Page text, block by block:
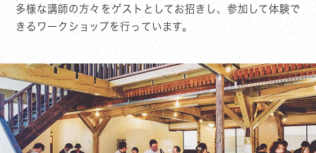
多様な講師の方々をゲストとしてお招きし、参加して体験で
きるワークショップを行っています。